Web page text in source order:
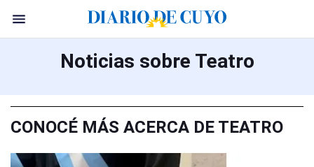
Noticias sobre Teatro
CONOCÉ MÁS ACERCA DE TEATRO